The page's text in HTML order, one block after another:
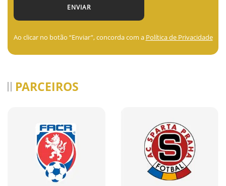
Ao clicar no botão “Enviar”, concorda com a Política de Privacidade
PARCEIROS